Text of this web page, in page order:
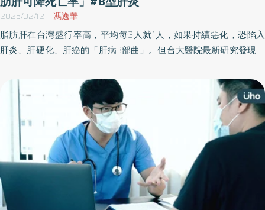
2025/02/12 馮逸華
脂肪肝在台灣盛行率高，平均每3人就1人，如果持續惡化，恐陷入
肝炎、肝硬化、肝癌的「肝病3部曲」。但台大醫院最新研究發現，
抑制肝炎病毒、使長期死亡率減半；但B、C型肝炎合併有代謝症候
群者，則會大幅提升罹癌機率及死亡風險，研究成果登上國際醫學
期刊。